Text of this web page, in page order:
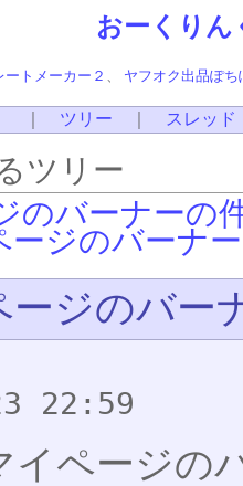
おーくりん
トメーカー２ ヤフオク出品ぽち
ツリー スレッド
ツリー
のバーナーの
ージのバーナ
ージのバー
22:59
イページの